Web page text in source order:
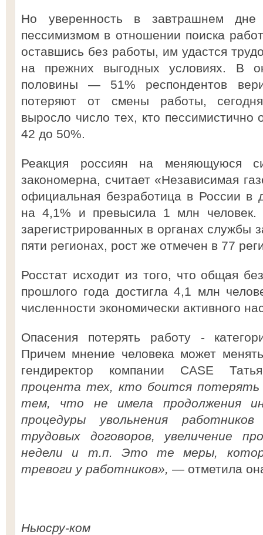
Но уверенность в завтрашнем дне
пессимизмом в отношении поиска
оставшись без работы, им удастся
на прежних выгодных условиях. В
половины — 51% респондентов
потеряют от смены работы,
выросло число тех, кто
42 до 50%.
Реакция россиян на меняющуюся
закономерна, считает «Независимая
официальная безработица в России в
на 4,1% и превысила 1 млн человек.
зарегистрированных в органах службы
пяти регионах, рост же отмечен в 77
Росстат исходит из того, что общая
прошлого года достигла 4,1 млн
численности экономически активного
Опасения потерять работу -
Причем мнение человека может
гендиректор компании CASE
процента тех, кто боится потерять
тем, что не имела продолжения
процедуры увольнения
трудовых договоров, увеличение
недели и т.п. Это те меры,
тревоги у работников», — отметила
Ньюсру-ком